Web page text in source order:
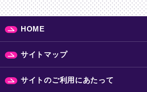
HOME
サイトマップ
サイトのご利用にあたって